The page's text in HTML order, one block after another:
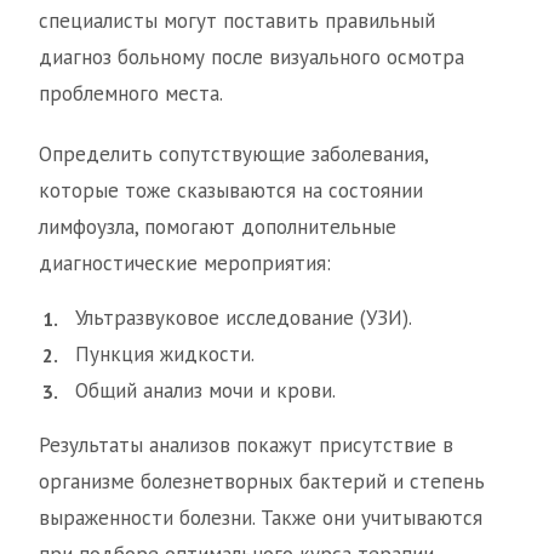
специалисты могут поставить правильный
диагноз больному после визуального осмотра
проблемного места.
Определить сопутствующие заболевания,
которые тоже сказываются на состоянии
лимфоузла, помогают дополнительные
диагностические мероприятия:
Ультразвуковое исследование (УЗИ).
Пункция жидкости.
Общий анализ мочи и крови.
Результаты анализов покажут присутствие в
организме болезнетворных бактерий и степень
выраженности болезни. Также они учитываются